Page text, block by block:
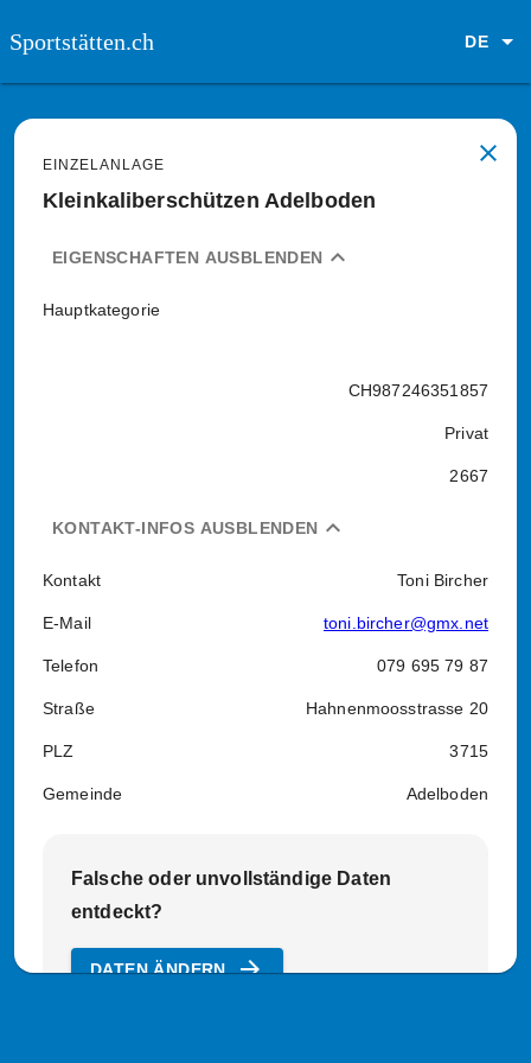
Sportstätten.ch DE
close
EINZELANLAGE
Kleinkaliberschützen Adelboden
expand_less
EIGENSCHAFTEN AUSBLENDEN
Hauptkategorie
CH987246351857
Privat
2667
expand_less
KONTAKT-INFOS AUSBLENDEN
Kontakt Toni Bircher
E-Mail toni.bircher@gmx.net
Telefon 079 695 79 87
Straße Hahnenmoosstrasse 20
PLZ 3715
Gemeinde Adelboden
Falsche oder unvollständige Daten
entdeckt?
arrow_forward
DATEN ÄNDERN